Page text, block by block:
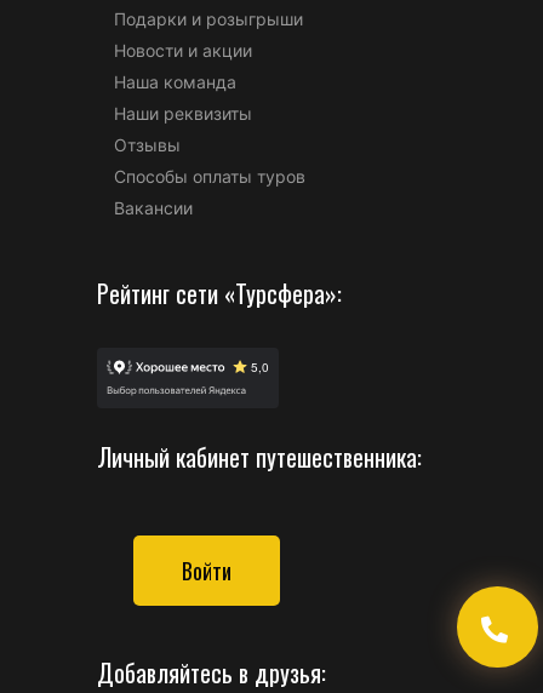
Подарки и розыгрыши
Новости и акции
Наша команда
Наши реквизиты
Отзывы
Способы оплаты туров
Вакансии
Рейтинг сети «Турсфера»:
Личный кабинет путешественника:
Войти
Добавляйтесь в друзья: